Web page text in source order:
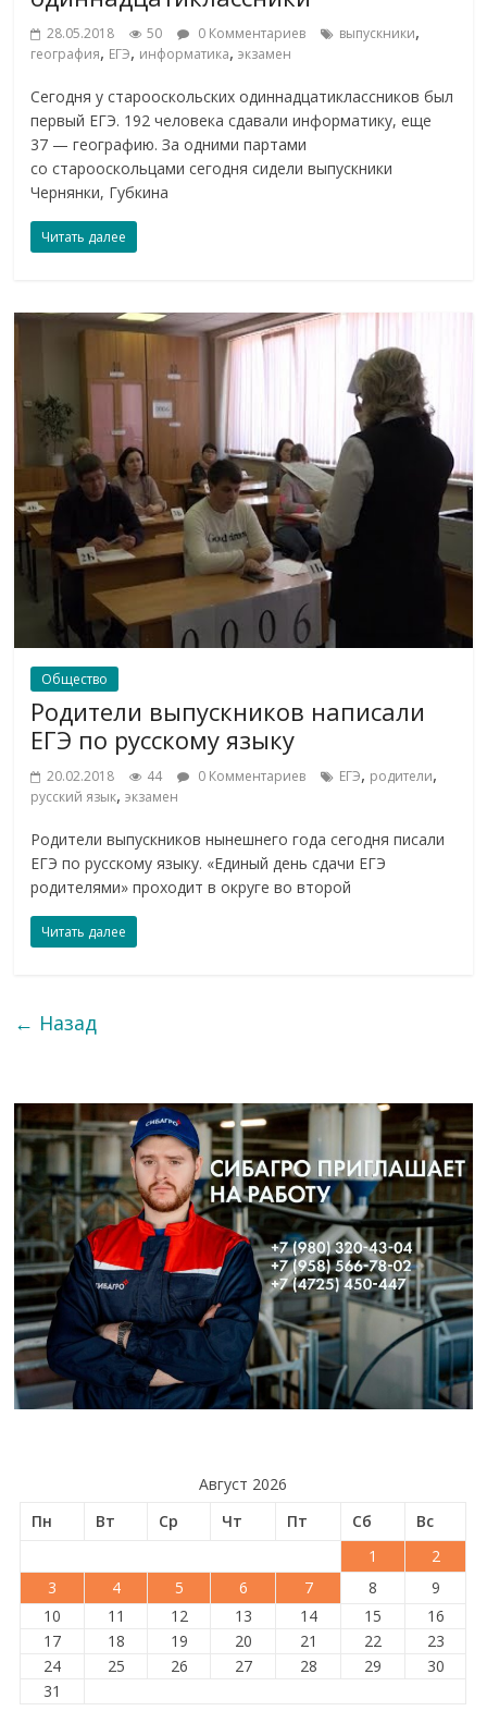
28.05.2018 50 0 Комментариев выпускники,
география, ЕГЭ, информатика,экзамен
Сегодня у старооскольских одиннадцатиклассников был
первый ЕГЭ. 192 человека сдавали информатику, еще
37 — географию. За одними партами
со старооскольцами сегодня сидели выпускники
Чернянки, Губкина
Читать далее
Общество
Родители выпускников написали
ЕГЭ по русскому языку
20.02.2018 44 0 Комментариев ЕГЭ, родители,
русский язык,экзамен
Родители выпускников нынешнего года сегодня писали
ЕГЭ по русскому языку. «Единый день сдачи ЕГЭ
родителями» проходит в округе во второй
Читать далее
← Назад
Август 2026
Пн
Вт Ср Чт Пт Сб
Вс
1
2
3
4 5 6 7 8
9
10
11 12 13 14 15
16
17
18 19 20 21 22
23
24
25 26 27 28 29
30
31